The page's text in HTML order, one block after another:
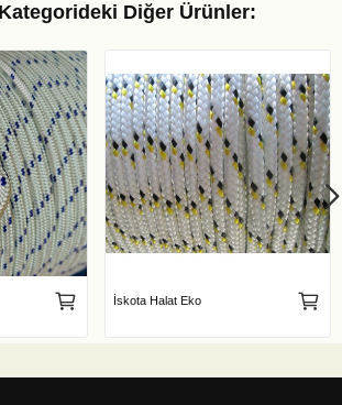
Kategorideki Diğer Ürünler:
İskota Halat Eko